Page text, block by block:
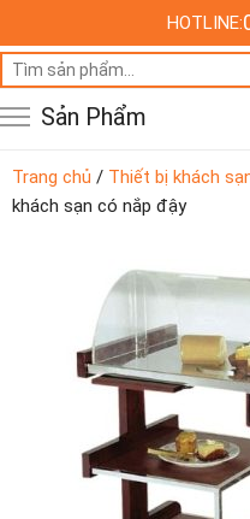
HOTLINE:
Sản Phẩm
Trang chủ / Thiết bị khách
khách sạn có nắp đậy